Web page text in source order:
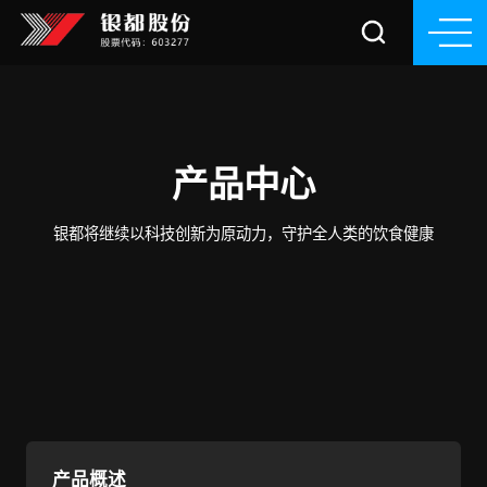
产品中心
银都将继续以科技创新为原动力，守护全人类的饮食健康
产品概述